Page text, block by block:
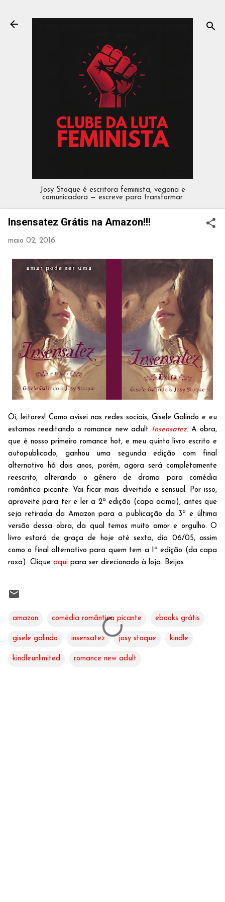
Josy Stoque é escritora feminista, vegana e
comunicadora — escreve para transformar
Insensatez Grátis na Amazon!!!
maio 02, 2016
Oi, leitores! Como avisei nas redes sociais, Gisele Galindo e eu
estamos reeditando o romance new adult Insensatez. A obra,
que é nosso primeiro romance hot, e meu quinto livro escrito e
autopublicado, ganhou uma segunda edição com final
alternativo há dois anos, porém, agora será completamente
reescrito, alterando o gênero de drama para comédia
romântica picante. Vai ficar mais divertido e sensual. Por isso,
aproveite para ter e ler a 2ª edição (capa acima), antes que
seja retirada da Amazon para a publicação da 3ª e última
versão dessa obra, da qual temos muito amor e orgulho. O
livro estará de graça de hoje até sexta, dia 06/05, assim
como o final alternativo para quem tem a 1ª edição (da capa
roxa). Clique aqui para ser direcionado à loja. Beijos
amazon comédia romântica picante ebooks grátis
gisele galindo insensatez josy stoque kindle
kindleunlimited romance new adult